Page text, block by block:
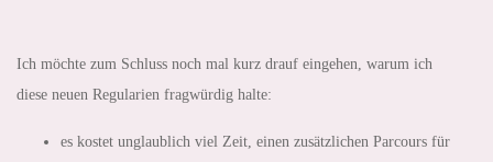
Ich möchte zum Schluss noch mal kurz drauf eingehen, warum ich
diese neuen Regularien fragwürdig halte:
es kostet unglaublich viel Zeit, einen zusätzlichen Parcours für